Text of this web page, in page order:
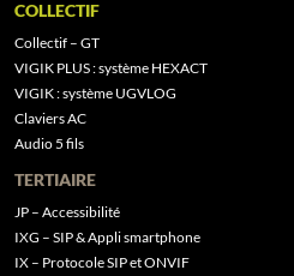
COLLECTIF
Collectif – GT
VIGIK PLUS : système HEXACT
VIGIK : système UGVLOG
Claviers AC
Audio 5 fils
TERTIAIRE
JP – Accessibilité
IXG – SIP & Appli smartphone
IX – Protocole SIP et ONVIF